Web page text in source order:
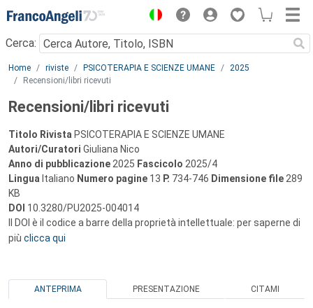
Menu
Cerca:
Main content
Home riviste PSICOTERAPIA E SCIENZE UMANE
2025
Recensioni/libri ricevuti
Recensioni/libri ricevuti
Titolo Rivista PSICOTERAPIA E SCIENZE UMANE
Autori/Curatori Giuliana Nico
Anno di pubblicazione 2025 Fascicolo 2025/4
Lingua Italiano Numero pagine 13 P. 734-746 Dimensione file 289
KB
DOI 10.3280/PU2025-004014
Il DOI è il codice a barre della proprietà intellettuale: per saperne di
più clicca qui
ANTEPRIMA PRESENTAZIONE CITAMI